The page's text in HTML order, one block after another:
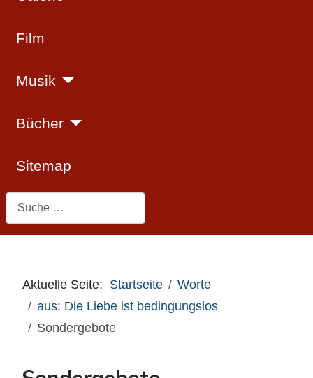
Film
Musik
Bücher
Sitemap
Suchen
Aktuelle Seite: Startseite
Worte
aus: Die Liebe ist bedingungslos
Sondergebote